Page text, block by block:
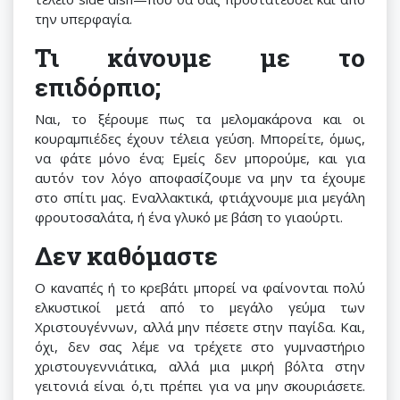
την υπερφαγία.
Τι κάνουμε με το
επιδόρπιο;
Ναι, το ξέρουμε πως τα μελομακάρονα και οι
κουραμπιέδες έχουν τέλεια γεύση. Μπορείτε, όμως,
να φάτε μόνο ένα; Εμείς δεν μπορούμε, και για
αυτόν τον λόγο αποφασίζουμε να μην τα έχουμε
στο σπίτι μας. Εναλλακτικά, φτιάχνουμε μια μεγάλη
φρουτοσαλάτα, ή ένα γλυκό με βάση το γιαούρτι.
Δεν καθόμαστε
Ο καναπές ή το κρεβάτι μπορεί να φαίνονται πολύ
ελκυστικοί μετά από το μεγάλο γεύμα των
Χριστουγέννων, αλλά μην πέσετε στην παγίδα. Και,
όχι, δεν σας λέμε να τρέχετε στο γυμναστήριο
χριστουγεννιάτικα, αλλά μια μικρή βόλτα στην
γειτονιά είναι ό,τι πρέπει για να μην σκουριάσετε.